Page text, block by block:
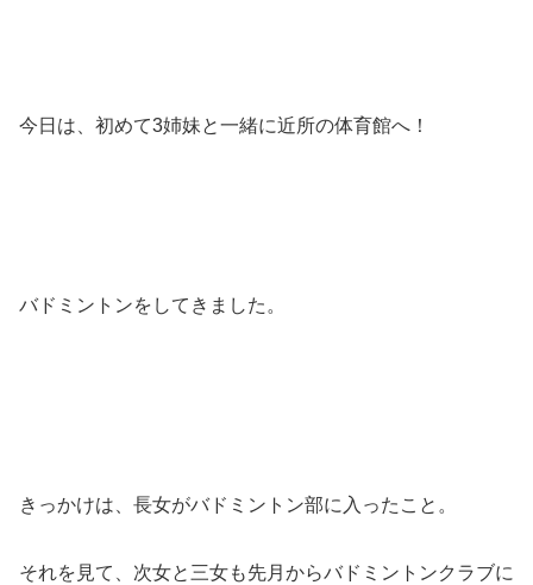
今日は、初めて3姉妹と一緒に近所の体育館へ！
バドミントンをしてきました。
きっかけは、長女がバドミントン部に入ったこと。
それを見て、次女と三女も先月からバドミントンクラブに